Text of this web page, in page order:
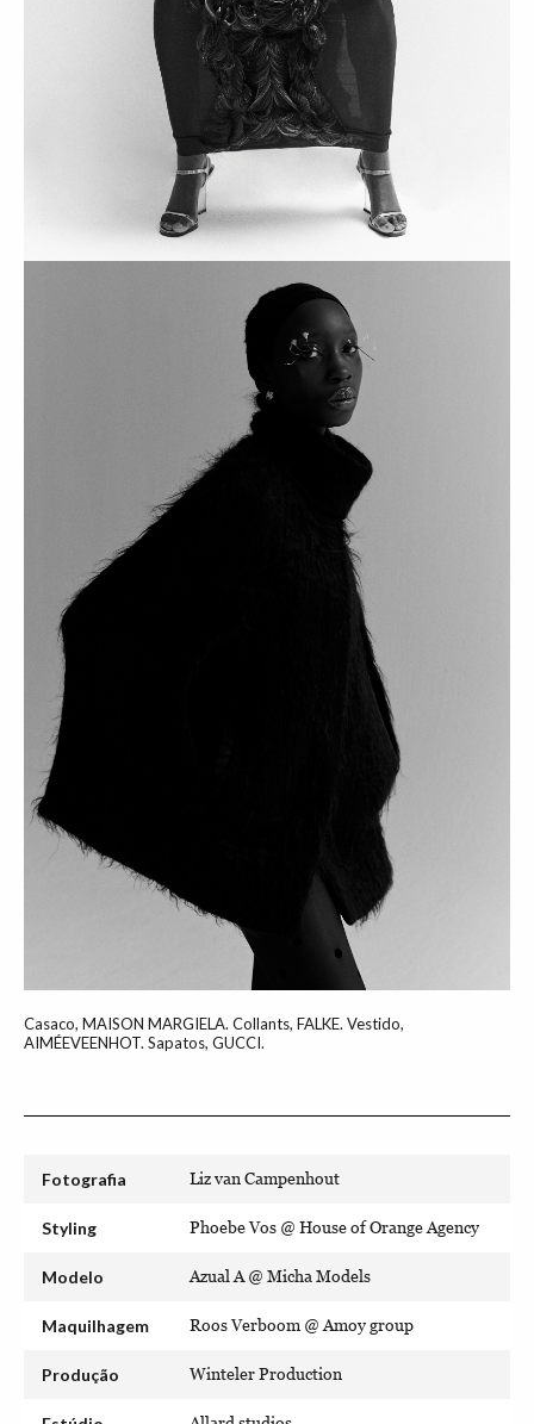
Casaco, MAISON MARGIELA. Collants, FALKE. Vestido,
AIMÉEVEENHOT. Sapatos, GUCCI.
Fotografia Liz van Campenhout
Styling Phoebe Vos @ House of Orange Agency
Modelo Azual A @ Micha Models
Maquilhagem Roos Verboom @ Amoy group
Produção Winteler Production